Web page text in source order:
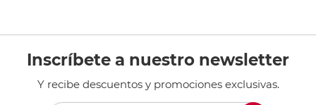
Inscríbete a nuestro newsletter
Y recibe descuentos y promociones exclusivas.